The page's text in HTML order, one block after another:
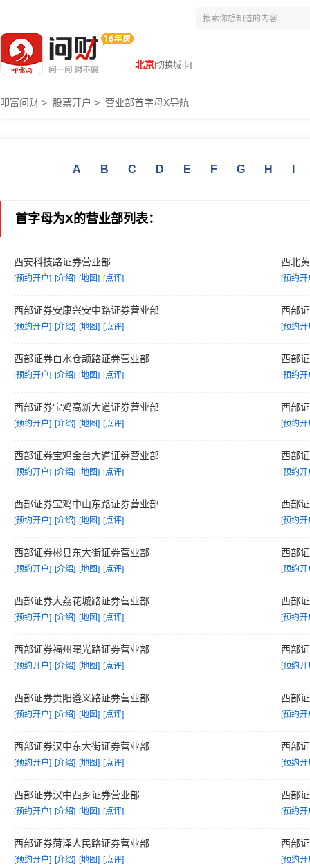
北京[切换城市]
叩富问财 > 股票开户 > 营业部首字母X导航
A B C D E F G H
首字母为X的营业部列表：
西安科技路证券营业部
[预约开户] [介绍] [地图] [点评]
西北
[预约开
西部证券安康兴安中路证券营业部
[预约开户] [介绍] [地图] [点评]
西部
[预约开
西部证券白水仓颉路证券营业部
[预约开户] [介绍] [地图] [点评]
西部
[预约开
西部证券宝鸡高新大道证券营业部
[预约开户] [介绍] [地图] [点评]
西部
[预约开
西部证券宝鸡金台大道证券营业部
[预约开户] [介绍] [地图] [点评]
西部
[预约开
西部证券宝鸡中山东路证券营业部
[预约开户] [介绍] [地图] [点评]
西部
[预约开
西部证券彬县东大街证券营业部
[预约开户] [介绍] [地图] [点评]
西部
[预约开
西部证券大荔花城路证券营业部
[预约开户] [介绍] [地图] [点评]
西部
[预约开
西部证券福州曙光路证券营业部
[预约开户] [介绍] [地图] [点评]
西部
[预约开
西部证券贵阳遵义路证券营业部
[预约开户] [介绍] [地图] [点评]
西部
[预约开
西部证券汉中东大街证券营业部
[预约开户] [介绍] [地图] [点评]
西部
[预约开
西部证券汉中西乡证券营业部
[预约开户] [介绍] [地图] [点评]
西部
[预约开
西部证券菏泽人民路证券营业部
[预约开户] [介绍] [地图] [点评]
西部
[预约开